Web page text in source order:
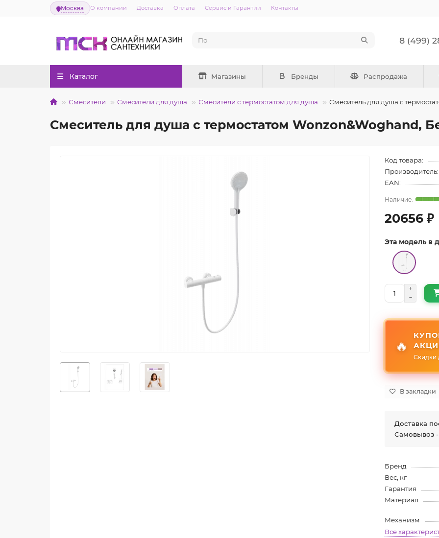
Москва О компании Доставка Оплата Сервис и Гарантии Контакты
8 (499)
Каталог Магазины Бренды Распродажа
Смесители Смесители для душа Смесители с термостатом для душа Смеситель для душа с
Смеситель для душа с термостатом Wonzon&Woghand,
Код товара:
Производитель:
EAN:
20656 ₽
Эта модель в
🔥
Скидки
В закладки
Доставка
Самовывоз
Бренд
Вес, кг
Гарантия
Материал
Механизм
Все